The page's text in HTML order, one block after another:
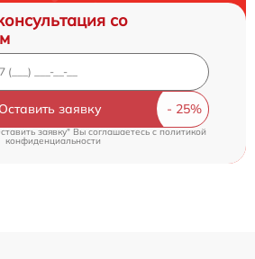
со
Оставить заявку
заявку" Вы соглашаетесь cполитикой
конфиденциальности